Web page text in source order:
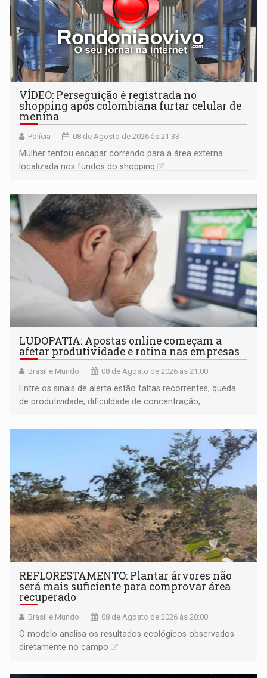
VÍDEO: Perseguição é registrada no
shopping após colombiana furtar celular de
menina
Polícia 08 de Agosto de 2026 às 21:33
Mulher tentou escapar correndo para a área externa
localizada nos fundos do shopping
LUDOPATIA: Apostas online começam a
afetar produtividade e rotina nas empresas
Brasil e Mundo 08 de Agosto de 2026 às 21:00
Entre os sinais de alerta estão faltas recorrentes, queda
de produtividade, dificuldade de concentração,
REFLORESTAMENTO: Plantar árvores não
será mais suficiente para comprovar área
recuperado
Brasil e Mundo 08 de Agosto de 2026 às 20:00
O modelo analisa os resultados ecológicos observados
diretamente no campo